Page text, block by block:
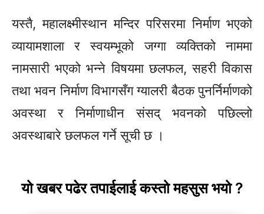
यस्तै, महालक्ष्मीस्थान मन्दिर परिसरमा निर्माण भएको
व्यायामशाला र स्वयम्भूको जग्गा व्यक्तिको नाममा
नामसारी भएको भन्ने विषयमा छलफल, सहरी विकास
तथा भवन निर्माण विभागसँग ग्यालरी बैठक पुनर्निर्माणको
अवस्था र निर्माणाधीन संसद् भवनको पछिल्लो
अवस्थाबारे छलफल गर्ने सूची छ ।
यो खबर पढेर तपाईलाई कस्तो महसुस भयो ?